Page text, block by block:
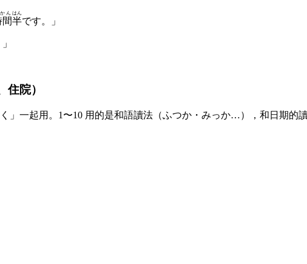
間
ん
半
はん
です。」
院）
」一起用。1〜10 用的是和語讀法（ふつか・みっか…），和日期的